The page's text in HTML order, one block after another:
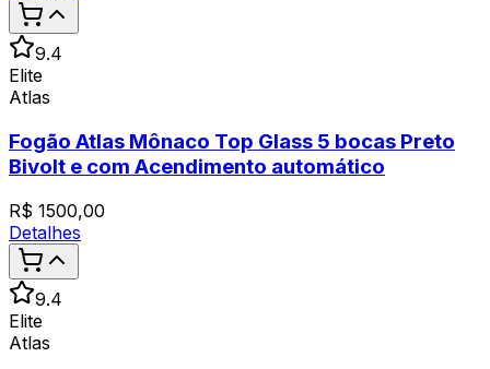
9.4
Elite
Atlas
Fogão Atlas Mônaco Top Glass 5 bocas Preto
Bivolt e com Acendimento automático
R$ 1500,00
Detalhes
9.4
Elite
Atlas